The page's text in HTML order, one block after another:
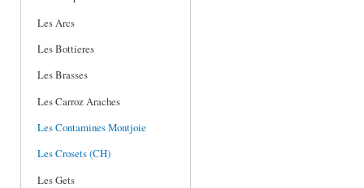
Les Arcs
Les Bottieres
Les Brasses
Les Carroz Araches
Les Contamines Montjoie
Les Crosets (CH)
Les Gets